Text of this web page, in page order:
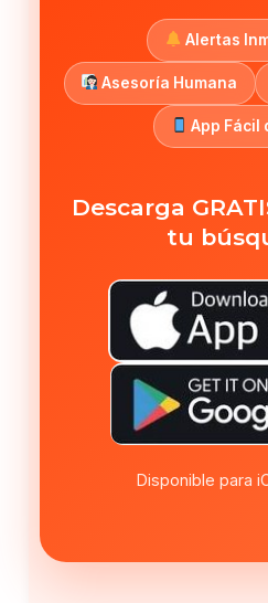
Alertas
Asesoría Humana
App Fácil
Descarga
tu
Disponible para